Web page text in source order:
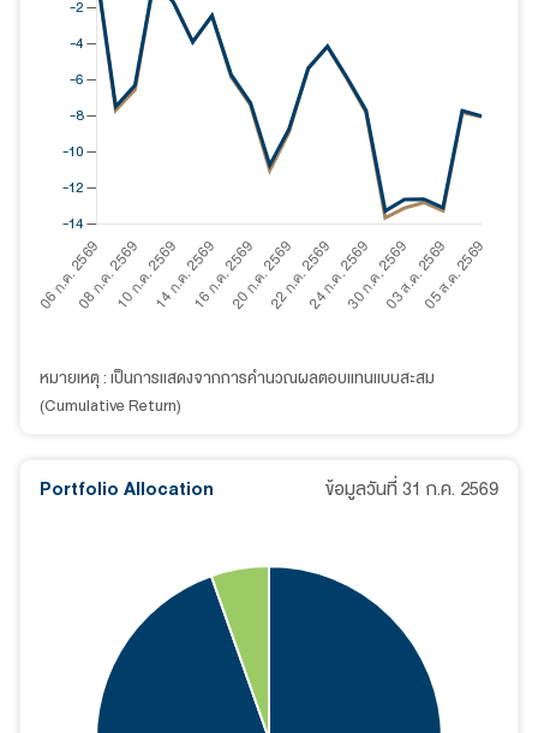
หมายเหตุ : เป็นการแสดงจากการคำนวณผลตอบแทนแบบสะสม
(Cumulative Return)
Portfolio Allocation ข้อมูลวันที่ 31 ก.ค. 2569